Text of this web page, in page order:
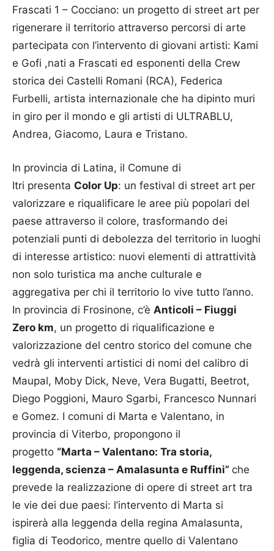
Frascati 1 – Cocciano: un progetto di street art per
rigenerare il territorio attraverso percorsi di arte
partecipata con l’intervento di giovani artisti: Kami
e Gofi ,nati a Frascati ed esponenti della Crew
storica dei Castelli Romani (RCA), Federica
Furbelli, artista internazionale che ha dipinto muri
in giro per il mondo e gli artisti di ULTRABLU,
Andrea, Giacomo, Laura e Tristano.
In provincia di Latina, il Comune di
Itri presenta Color Up: un festival di street art per
valorizzare e riqualificare le aree più popolari del
paese attraverso il colore, trasformando dei
potenziali punti di debolezza del territorio in luoghi
di interesse artistico: nuovi elementi di attrattività
non solo turistica ma anche culturale e
aggregativa per chi il territorio lo vive tutto l’anno.
In provincia di Frosinone, c’è Anticoli – Fiuggi
Zero km, un progetto di riqualificazione e
valorizzazione del centro storico del comune che
vedrà gli interventi artistici di nomi del calibro di
Maupal, Moby Dick, Neve, Vera Bugatti, Beetrot,
Diego Poggioni, Mauro Sgarbi, Francesco Nunnari
e Gomez. I comuni di Marta e Valentano, in
provincia di Viterbo, propongono il
progetto “Marta – Valentano: Tra storia,
leggenda, scienza – Amalasunta e Ruffini” che
prevede la realizzazione di opere di street art tra
le vie dei due paesi: l’intervento di Marta si
ispirerà alla leggenda della regina Amalasunta,
figlia di Teodorico, mentre quello di Valentano